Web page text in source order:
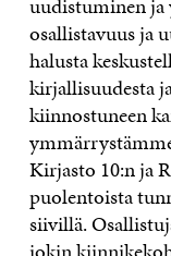
osallistavuus ja
halusta
kirjallisuudesta
kiinnostuneen
Kirjasto 10:n ja
puolentoista
siivillä.